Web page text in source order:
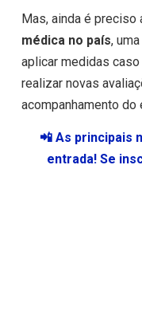
Mas, ainda é preciso
médica no país,
aplicar medidas
realizar novas
acompanhamento do
📲 As principais
entrada! Se